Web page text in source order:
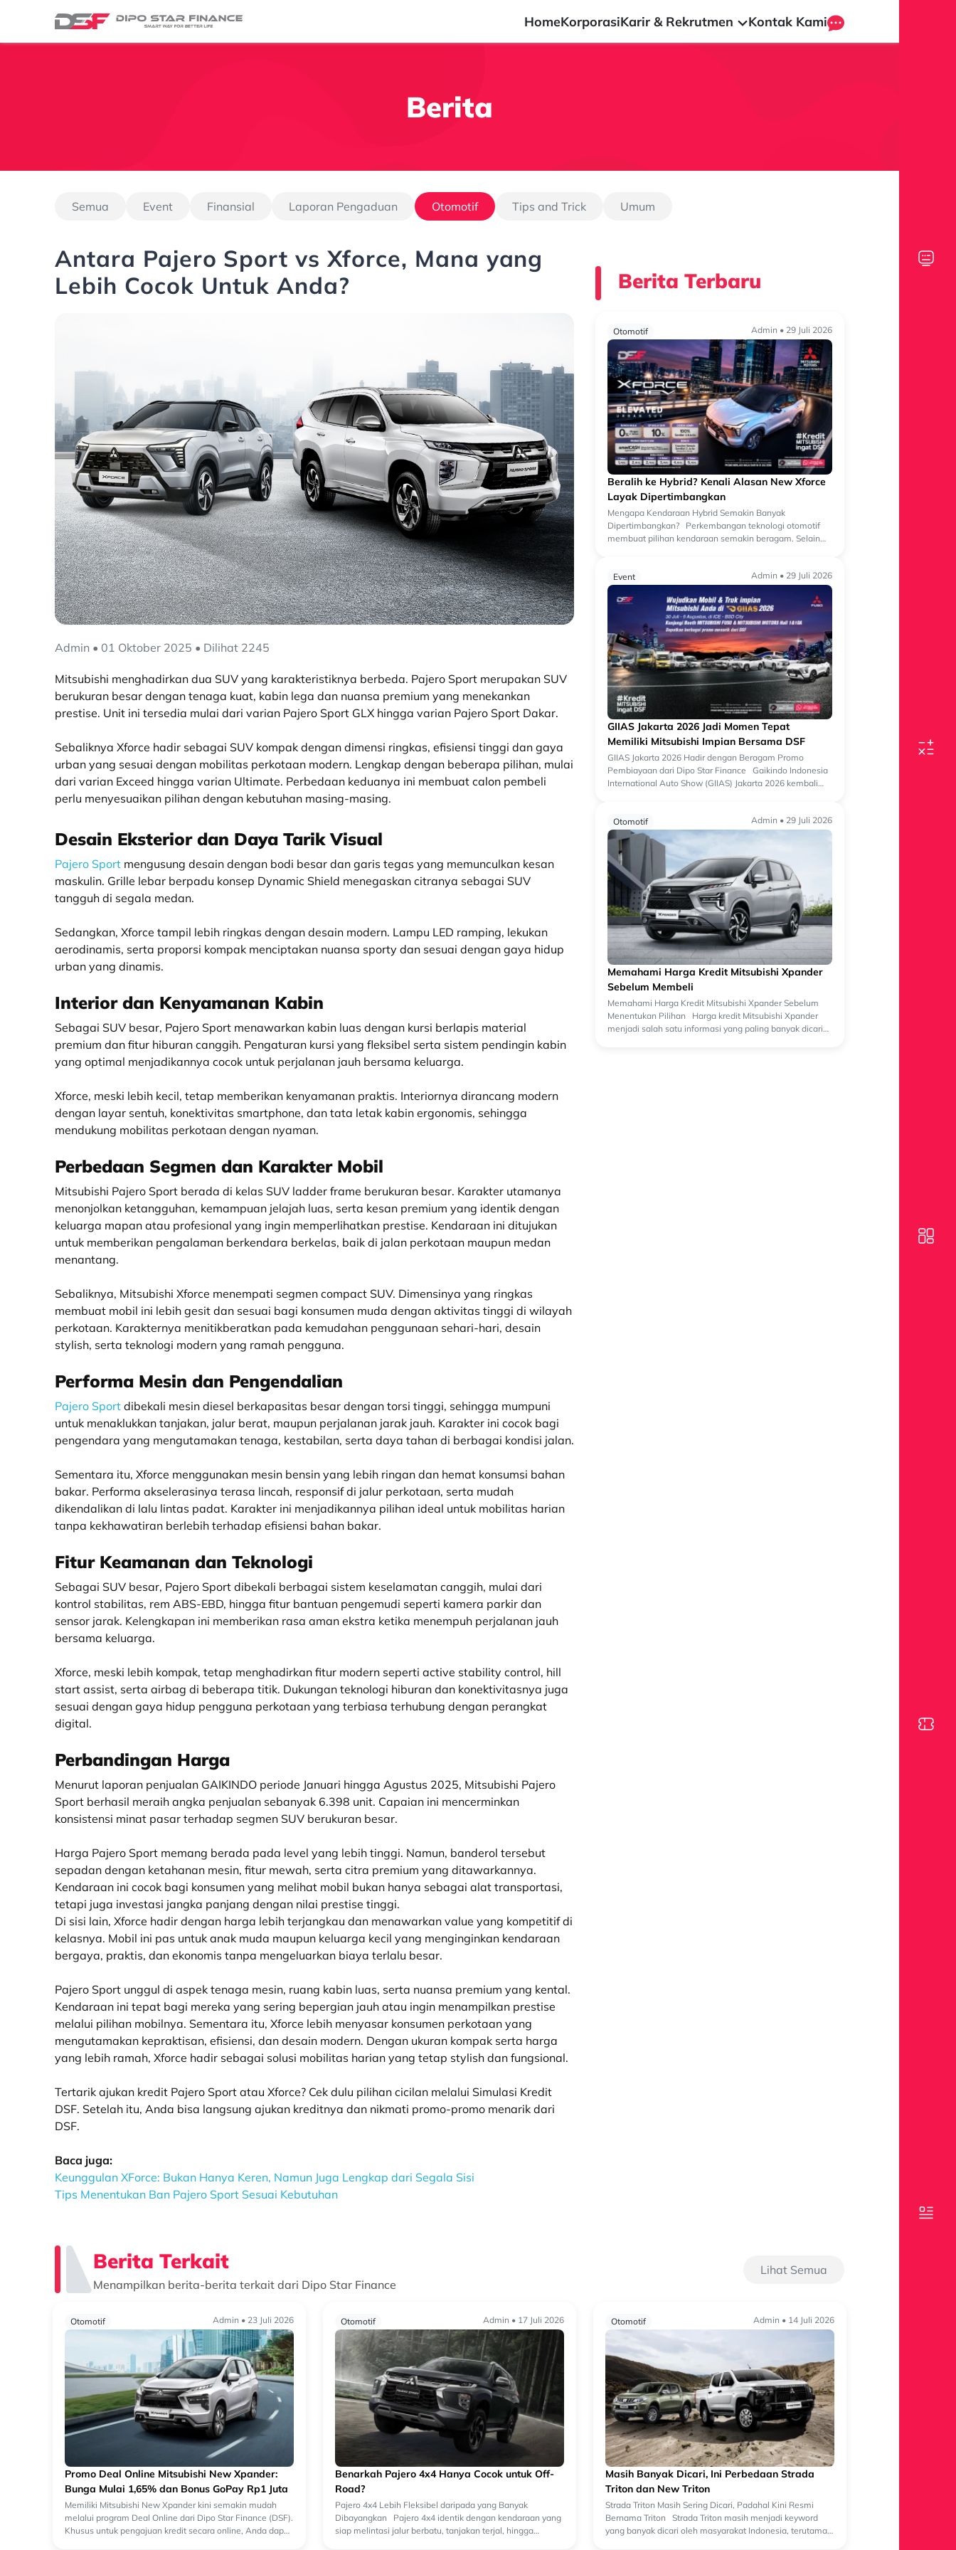
HomeKorporasiKarir & Rekrutmen Kontak Kami
Berita
Semua Event Finansial Laporan Pengaduan Otomotif Tips and Trick Umum
Antara Pajero Sport vs Xforce, Mana yang
Lebih Cocok Untuk Anda?
Admin • 01 Oktober 2025 • Dilihat 2245
Mitsubishi menghadirkan dua SUV yang karakteristiknya berbeda. Pajero Sport merupakan SUV
berukuran besar dengan tenaga kuat, kabin lega dan nuansa premium yang menekankan
prestise. Unit ini tersedia mulai dari varian Pajero Sport GLX hingga varian Pajero Sport Dakar.
Sebaliknya Xforce hadir sebagai SUV kompak dengan dimensi ringkas, efisiensi tinggi dan gaya
urban yang sesuai dengan mobilitas perkotaan modern. Lengkap dengan beberapa pilihan, mulai
dari varian Exceed hingga varian Ultimate. Perbedaan keduanya ini membuat calon pembeli
perlu menyesuaikan pilihan dengan kebutuhan masing-masing.
Desain Eksterior dan Daya Tarik Visual
Pajero Sport mengusung desain dengan bodi besar dan garis tegas yang memunculkan kesan
maskulin. Grille lebar berpadu konsep Dynamic Shield menegaskan citranya sebagai SUV
tangguh di segala medan.
Sedangkan, Xforce tampil lebih ringkas dengan desain modern. Lampu LED ramping, lekukan
aerodinamis, serta proporsi kompak menciptakan nuansa sporty dan sesuai dengan gaya hidup
urban yang dinamis.
Interior dan Kenyamanan Kabin
Sebagai SUV besar, Pajero Sport menawarkan kabin luas dengan kursi berlapis material
premium dan fitur hiburan canggih. Pengaturan kursi yang fleksibel serta sistem pendingin kabin
yang optimal menjadikannya cocok untuk perjalanan jauh bersama keluarga.
Xforce, meski lebih kecil, tetap memberikan kenyamanan praktis. Interiornya dirancang modern
dengan layar sentuh, konektivitas smartphone, dan tata letak kabin ergonomis, sehingga
mendukung mobilitas perkotaan dengan nyaman.
Perbedaan Segmen dan Karakter Mobil
Mitsubishi Pajero Sport berada di kelas SUV ladder frame berukuran besar. Karakter utamanya
menonjolkan ketangguhan, kemampuan jelajah luas, serta kesan premium yang identik dengan
keluarga mapan atau profesional yang ingin memperlihatkan prestise. Kendaraan ini ditujukan
untuk memberikan pengalaman berkendara berkelas, baik di jalan perkotaan maupun medan
menantang.
Sebaliknya, Mitsubishi Xforce menempati segmen compact SUV. Dimensinya yang ringkas
membuat mobil ini lebih gesit dan sesuai bagi konsumen muda dengan aktivitas tinggi di wilayah
perkotaan. Karakternya menitikberatkan pada kemudahan penggunaan sehari-hari, desain
stylish, serta teknologi modern yang ramah pengguna.
Performa Mesin dan Pengendalian
Pajero Sport dibekali mesin diesel berkapasitas besar dengan torsi tinggi, sehingga mumpuni
untuk menaklukkan tanjakan, jalur berat, maupun perjalanan jarak jauh. Karakter ini cocok bagi
pengendara yang mengutamakan tenaga, kestabilan, serta daya tahan di berbagai kondisi jalan.
Sementara itu, Xforce menggunakan mesin bensin yang lebih ringan dan hemat konsumsi bahan
bakar. Performa akselerasinya terasa lincah, responsif di jalur perkotaan, serta mudah
dikendalikan di lalu lintas padat. Karakter ini menjadikannya pilihan ideal untuk mobilitas harian
tanpa kekhawatiran berlebih terhadap efisiensi bahan bakar.
Fitur Keamanan dan Teknologi
Sebagai SUV besar, Pajero Sport dibekali berbagai sistem keselamatan canggih, mulai dari
kontrol stabilitas, rem ABS-EBD, hingga fitur bantuan pengemudi seperti kamera parkir dan
sensor jarak. Kelengkapan ini memberikan rasa aman ekstra ketika menempuh perjalanan jauh
bersama keluarga.
Xforce, meski lebih kompak, tetap menghadirkan fitur modern seperti active stability control, hill
start assist, serta airbag di beberapa titik. Dukungan teknologi hiburan dan konektivitasnya juga
sesuai dengan gaya hidup pengguna perkotaan yang terbiasa terhubung dengan perangkat
digital.
Perbandingan Harga
Menurut laporan penjualan GAIKINDO periode Januari hingga Agustus 2025, Mitsubishi Pajero
Sport berhasil meraih angka penjualan sebanyak 6.398 unit. Capaian ini mencerminkan
konsistensi minat pasar terhadap segmen SUV berukuran besar.
Harga Pajero Sport memang berada pada level yang lebih tinggi. Namun, banderol tersebut
sepadan dengan ketahanan mesin, fitur mewah, serta citra premium yang ditawarkannya.
Kendaraan ini cocok bagi konsumen yang melihat mobil bukan hanya sebagai alat transportasi,
tetapi juga investasi jangka panjang dengan nilai prestise tinggi.
Di sisi lain, Xforce hadir dengan harga lebih terjangkau dan menawarkan value yang kompetitif di
kelasnya. Mobil ini pas untuk anak muda maupun keluarga kecil yang menginginkan kendaraan
bergaya, praktis, dan ekonomis tanpa mengeluarkan biaya terlalu besar.
Pajero Sport unggul di aspek tenaga mesin, ruang kabin luas, serta nuansa premium yang kental.
Kendaraan ini tepat bagi mereka yang sering bepergian jauh atau ingin menampilkan prestise
melalui pilihan mobilnya. Sementara itu, Xforce lebih menyasar konsumen perkotaan yang
mengutamakan kepraktisan, efisiensi, dan desain modern. Dengan ukuran kompak serta harga
yang lebih ramah, Xforce hadir sebagai solusi mobilitas harian yang tetap stylish dan fungsional.
Tertarik ajukan kredit Pajero Sport atau Xforce? Cek dulu pilihan cicilan melalui Simulasi Kredit
DSF. Setelah itu, Anda bisa langsung ajukan kreditnya dan nikmati promo-promo menarik dari
DSF.
Baca juga:
Keunggulan XForce: Bukan Hanya Keren, Namun Juga Lengkap dari Segala Sisi
Tips Menentukan Ban Pajero Sport Sesuai Kebutuhan
Berita Terbaru
Otomotif Admin • 29 Juli 2026
Beralih ke Hybrid? Kenali Alasan New Xforce
Layak Dipertimbangkan
Mengapa Kendaraan Hybrid Semakin Banyak
Dipertimbangkan? Perkembangan teknologi otomotif
membuat pilihan kendaraan semakin beragam. Selain
Event
Admin • 29 Juli 2026
GIIAS Jakarta 2026 Jadi Momen Tepat
Memiliki Mitsubishi Impian Bersama DSF
GIIAS Jakarta 2026 Hadir dengan Beragam Promo
Pembiayaan dari Dipo Star Finance Gaikindo Indonesia
International Auto Show (GIIAS) Jakarta 2026 kembali
Otomotif Admin • 29 Juli 2026
Memahami Harga Kredit Mitsubishi Xpander
Sebelum Membeli
Memahami Harga Kredit Mitsubishi Xpander Sebelum
Menentukan Pilihan Harga kredit Mitsubishi Xpander
menjadi salah satu informasi yang paling banyak dicari
Berita Terkait
Menampilkan berita-berita terkait dari Dipo Star Finance
Lihat Semua
Otomotif Admin • 23 Juli 2026
Promo Deal Online Mitsubishi New Xpander:
Bunga Mulai 1,65% dan Bonus GoPay Rp1 Juta
Memiliki Mitsubishi New Xpander kini semakin mudah
melalui program Deal Online dari Dipo Star Finance (DSF).
Khusus untuk pengajuan kredit secara online, Anda dapat
Otomotif Admin • 17 Juli 2026
Benarkah Pajero 4x4 Hanya Cocok untuk Off-
Road?
Pajero 4x4 Lebih Fleksibel daripada yang Banyak
Dibayangkan Pajero 4x4 identik dengan kendaraan yang
siap melintasi jalur berbatu, tanjakan terjal, hingga
Otomotif Admin • 14 Juli 2026
Masih Banyak Dicari, Ini Perbedaan Strada
Triton dan New Triton
Strada Triton Masih Sering Dicari, Padahal Kini Resmi
Bernama Triton Strada Triton masih menjadi keyword
yang banyak dicari oleh masyarakat Indonesia, terutama